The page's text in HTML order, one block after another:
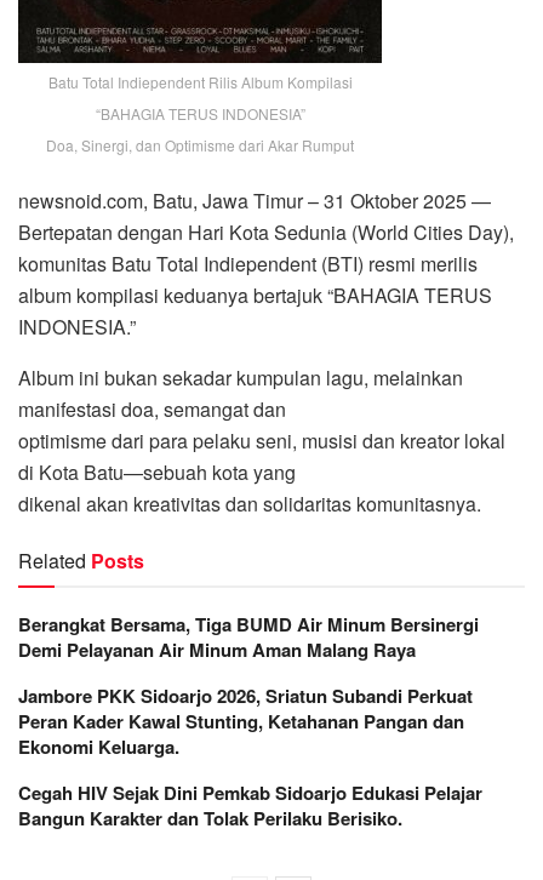
Batu Total Indiependent Rilis Album Kompilasi
“BAHAGIA TERUS INDONESIA”
Doa, Sinergi, dan Optimisme dari Akar Rumput
newsnoid.com, Batu, Jawa Timur – 31 Oktober 2025 —
Bertepatan dengan Hari Kota Sedunia (World Cities Day),
komunitas Batu Total Indiependent (BTI) resmi merilis
album kompilasi keduanya bertajuk “BAHAGIA TERUS
INDONESIA.”
Album ini bukan sekadar kumpulan lagu, melainkan
manifestasi doa, semangat dan
optimisme dari para pelaku seni, musisi dan kreator lokal
di Kota Batu—sebuah kota yang
dikenal akan kreativitas dan solidaritas komunitasnya.
Related Posts
Berangkat Bersama, Tiga BUMD Air Minum Bersinergi
Demi Pelayanan Air Minum Aman Malang Raya
Jambore PKK Sidoarjo 2026, Sriatun Subandi Perkuat
Peran Kader Kawal Stunting, Ketahanan Pangan dan
Ekonomi Keluarga.
Cegah HIV Sejak Dini Pemkab Sidoarjo Edukasi Pelajar
Bangun Karakter dan Tolak Perilaku Berisiko.